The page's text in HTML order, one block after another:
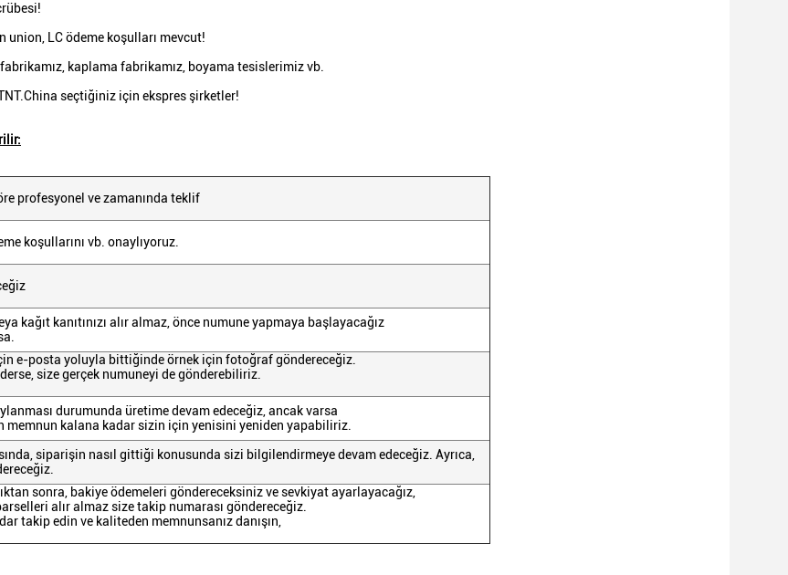
union, LC ödeme koşulları mevcut!
kaplama fabrikamız, boyama tesislerimiz vb.
seçtiğiniz için ekspres şirketler!
profesyonel ve zamanında teklif
koşullarını vb. onaylıyoruz.
kağıt kanıtınızı alır almaz, önce numune yapmaya başlayacağız
e-posta yoluyla bittiğinde örnek için fotoğraf göndereceğiz.
size gerçek numuneyi de gönderebiliriz.
durumunda üretime devam edeceğiz, ancak varsa
memnun kalana kadar sizin için yenisini yeniden yapabiliriz.
siparişin nasıl gittiği konusunda sizi bilgilendirmeye devam edeceğiz. Ayrıca,
sonra, bakiye ödemeleri göndereceksiniz ve sevkiyat ayarlayacağız,
alır almaz size takip numarası göndereceğiz.
takip edin ve kaliteden memnunsanız danışın,